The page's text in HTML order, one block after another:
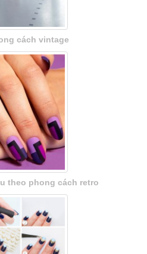
cách vintage
theo phong cách retro